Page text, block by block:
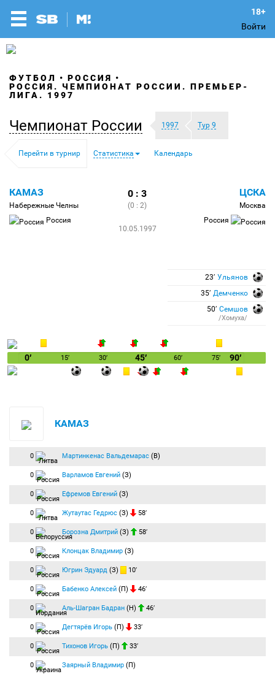
Войти
ФУТБОЛ
РОССИЯ
РОССИЯ. ЧЕМПИОНАТ РОССИИ. ПРЕМЬЕР-
ЛИГА. 1997
Чемпионат России 1997 Тур 9
Перейти в турнир Статистика Календарь
КАМАЗ
Набережные Челны
Россия
0 : 3
(0 : 2)
10.05.1997
ЦСКА
Москва
Россия
23′ Ульянов
35′ Демченко
50′ Семшов
/Хомуха/
0′ 15′ 30′ 45′ 60′ 75′ 90′
КАМАЗ
0 Мартинкенас Вальдемарас (В)
0 Варламов Евгений (З)
0 Ефремов Евгений (З)
0 Жутаутас Гедрюс (З) 58′
0 Борозна Дмитрий (З) 58′
0 Клонцак Владимир (З)
0 Югрин Эдуард (З) 10′
0 Бабенко Алексей (П) 46′
0 Аль-Шагран Бадран (Н) 46′
0 Дегтярёв Игорь (П) 33′
0 Тихонов Игорь (П) 33′
0 Заярный Владимир (П)